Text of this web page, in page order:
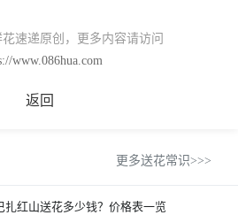
速递原创，更多内容请访问
www.086hua.com
返回
更多送花常识>>>
扎红山送花多少钱？价格表一览